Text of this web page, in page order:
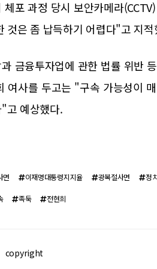
체포 과정 당시 보안카메라
것은 좀 납득하기 어렵다"고 지적
금융투자업에 관한 법률 위반
여사를 두고는 "구속 가능성이
고 예상했다.
면 이재명대통령지지율 광복절사면 정
족둑 전현희
copyright